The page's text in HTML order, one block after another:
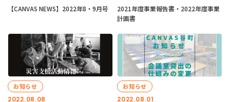
【CANVAS NEWS】2022年8・9月号
2021年度事業報告書・2022年度事業
計画書
2022.08.08
お知らせ
2022.08.01
お知らせ